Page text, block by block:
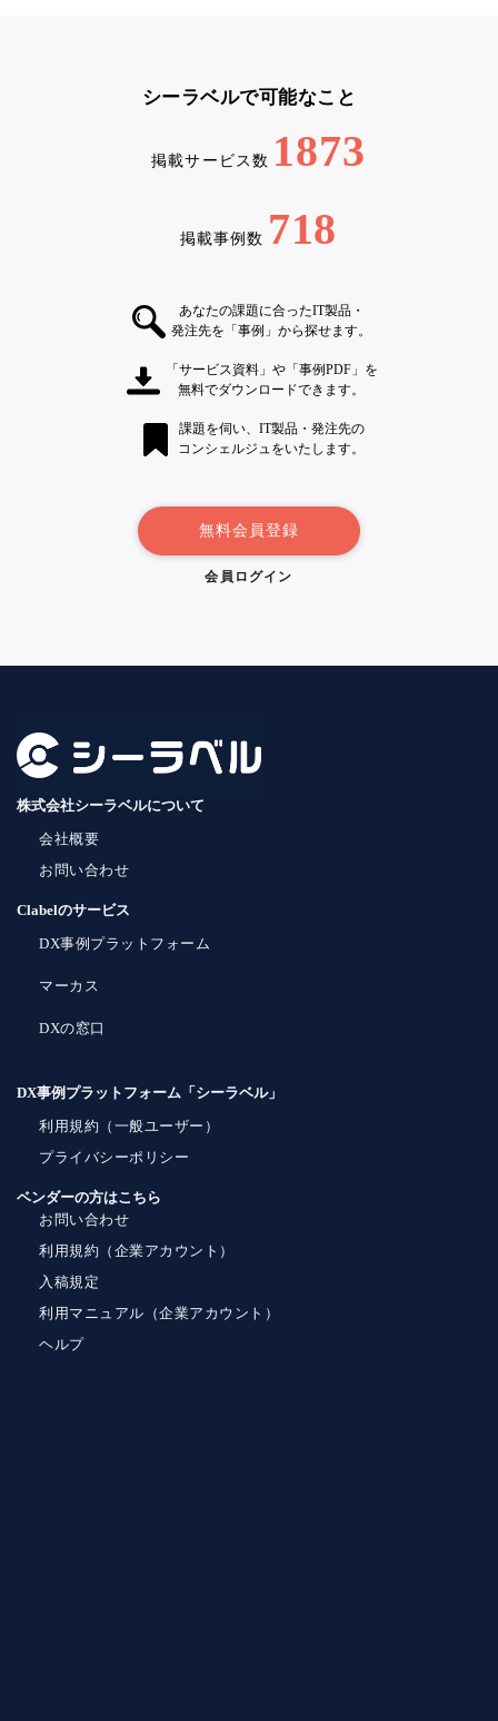
シーラベルで可能なこと
掲載サービス数 1873
掲載事例数 718
あなたの課題に合ったIT製品・
発注先を「事例」から探せます。
「サービス資料」や「事例PDF」を
無料でダウンロードできます。
課題を伺い、IT製品・発注先の
コンシェルジュをいたします。
無料会員登録
会員ログイン
株式会社シーラベルについて
会社概要
お問い合わせ
Clabelのサービス
DX事例プラットフォーム
マーカス
DXの窓口
DX事例プラットフォーム「シーラベル」
利用規約（一般ユーザー）
プライバシーポリシー
ベンダーの方はこちら
お問い合わせ
利用規約（企業アカウント）
入稿規定
利用マニュアル（企業アカウント）
ヘルプ